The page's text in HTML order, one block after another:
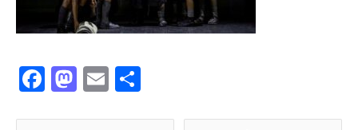
Facebook
Mastodon
Email